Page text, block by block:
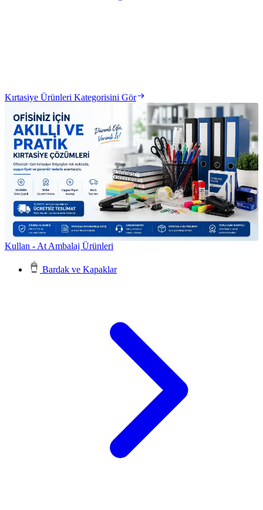
Kırtasiye Ürünleri Kategorisini Gör
Kullan - At Ambalaj Ürünleri
Bardak ve Kapaklar